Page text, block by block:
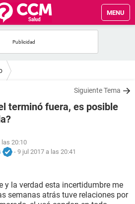
MENU
Siguiente Tema
terminó fuera, es posible
las 20:10
- 9 jul 2017 a las 20:41
y la verdad esta incertidumbre me
semanas atrás tuve relaciones por